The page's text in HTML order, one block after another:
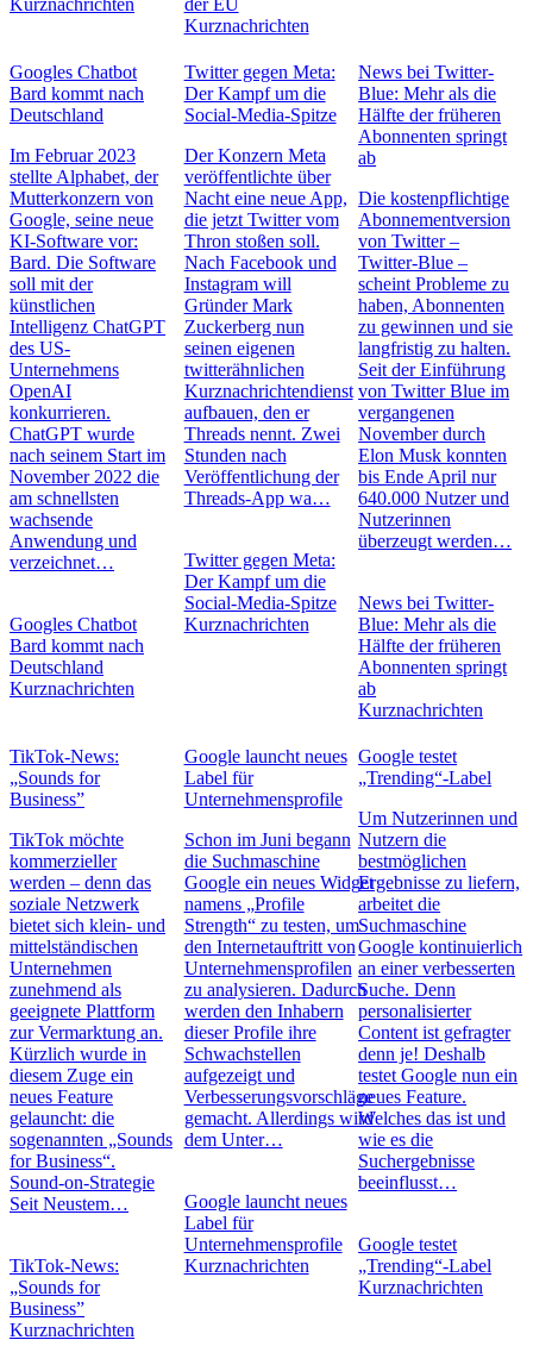
Kurznachrichten
der EU
Kurznachrichten
Googles Chatbot
Bard kommt nach
Deutschland
Im Februar 2023
stellte Alphabet, der
Mutterkonzern von
Google, seine neue
KI-Software vor:
Bard. Die Software
soll mit der
künstlichen
Intelligenz ChatGPT
des US-
Unternehmens
OpenAI
konkurrieren.
ChatGPT wurde
nach seinem Start im
November 2022 die
am schnellsten
wachsende
Anwendung und
verzeichnet…
Googles Chatbot
Bard kommt nach
Deutschland
Kurznachrichten
Twitter gegen Meta:
Der Kampf um die
Social-Media-Spitze
Der Konzern Meta
veröffentlichte über
Nacht eine neue App,
die jetzt Twitter vom
Thron stoßen soll.
Nach Facebook und
Instagram will
Gründer Mark
Zuckerberg nun
seinen eigenen
twitterähnlichen
Kurznachrichtendienst
aufbauen, den er
Threads nennt. Zwei
Stunden nach
Veröffentlichung der
Threads-App wa…
Twitter gegen Meta:
Der Kampf um die
Social-Media-Spitze
Kurznachrichten
News bei Twitter-
Blue: Mehr als die
Hälfte der früheren
Abonnenten springt
ab
Die kostenpflichtige
Abonnementversion
von Twitter –
Twitter-Blue –
scheint Probleme zu
haben, Abonnenten
zu gewinnen und sie
langfristig zu halten.
Seit der Einführung
von Twitter Blue im
vergangenen
November durch
Elon Musk konnten
bis Ende April nur
640.000 Nutzer und
Nutzerinnen
überzeugt werden…
News bei Twitter-
Blue: Mehr als die
Hälfte der früheren
Abonnenten springt
ab
Kurznachrichten
TikTok-News:
„Sounds for
Business”
TikTok möchte
kommerzieller
werden – denn das
soziale Netzwerk
bietet sich klein- und
mittelständischen
Unternehmen
zunehmend als
geeignete Plattform
zur Vermarktung an.
Kürzlich wurde in
diesem Zuge ein
neues Feature
gelauncht: die
sogenannten „Sounds
for Business“.
Sound-on-Strategie
Seit Neustem…
TikTok-News:
„Sounds for
Business”
Kurznachrichten
Google launcht neues
Label für
Unternehmensprofile
Schon im Juni begann
die Suchmaschine
Google ein neues Widget
namens „Profile
Strength“ zu testen, um
den Internetauftritt von
Unternehmensprofilen
zu analysieren. Dadurch
werden den Inhabern
dieser Profile ihre
Schwachstellen
aufgezeigt und
Verbesserungsvorschläge
gemacht. Allerdings wird
dem Unter…
Google launcht neues
Label für
Unternehmensprofile
Kurznachrichten
Google testet
„Trending“-Label
Um Nutzerinnen und
Nutzern die
bestmöglichen
Ergebnisse zu liefern,
arbeitet die
Suchmaschine
Google kontinuierlich
an einer verbesserten
Suche. Denn
personalisierter
Content ist gefragter
denn je! Deshalb
testet Google nun ein
neues Feature.
Welches das ist und
wie es die
Suchergebnisse
beeinflusst…
Google testet
„Trending“-Label
Kurznachrichten